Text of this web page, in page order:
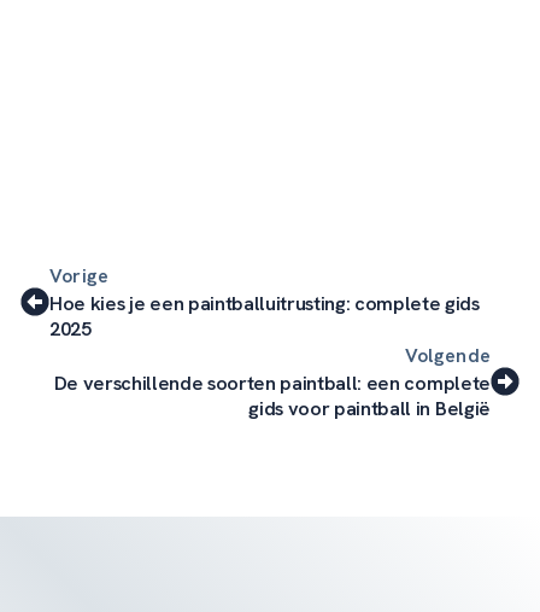
Vorige
Hoe kies je een paintballuitrusting: complete gids
2025
Volgende
De verschillende soorten paintball: een complete
gids voor paintball in België